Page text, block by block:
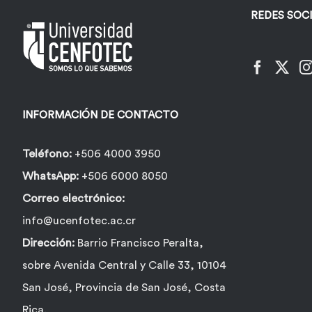
INFORMACIÓN DE CONTACTO
Teléfono: +506 4000 3950
WhatsApp: +506 6000 8050
Correo electrónico:
info@ucenfotec.ac.cr
Dirección: Barrio Francisco Peralta,
sobre Avenida Central y Calle 33, 10104
San José, Provincia de San José, Costa
REDES